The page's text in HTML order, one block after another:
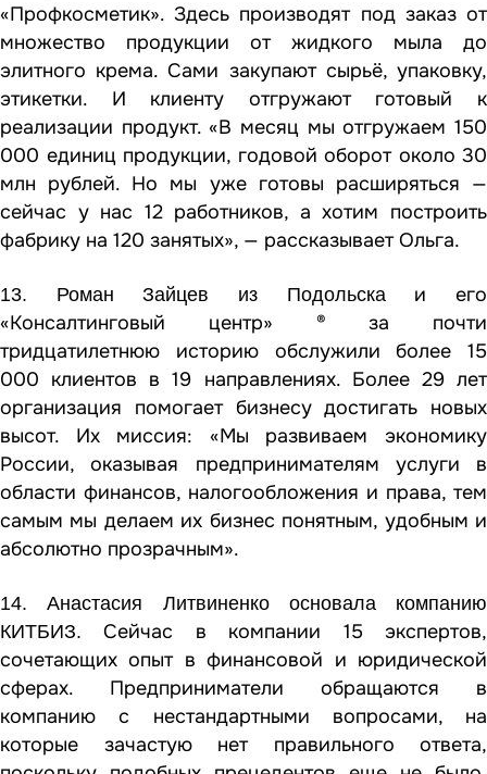
«Профкосметик». Здесь производят под заказ от
множество продукции от жидкого мыла до
элитного крема. Сами закупают сырьё, упаковку,
этикетки. И клиенту отгружают готовый к
реализации продукт. «В месяц мы отгружаем 150
000 единиц продукции, годовой оборот около 30
млн рублей. Но мы уже готовы расширяться —
сейчас у нас 12 работников, а хотим построить
фабрику на 120 занятых», — рассказывает Ольга.
13. Роман Зайцев из Подольскаи его
«Консалтинговый центр» ® за почти
тридцатилетнюю историю обслужили более 15
000 клиентов в 19 направлениях. Более 29 лет
организация помогает бизнесу достигать новых
высот. Их миссия: «Мы развиваем экономику
России, оказывая предпринимателям услуги в
области финансов, налогообложения и права, тем
самым мы делаем их бизнес понятным, удобным и
абсолютно прозрачным».
14. Анастасия Литвиненко основала компанию
КИТБИЗ. Сейчас в компании 15 экспертов,
сочетающих опыт в финансовой и юридической
сферах. Предприниматели обращаются в
компанию с нестандартными вопросами, на
которые зачастую нет правильного ответа,